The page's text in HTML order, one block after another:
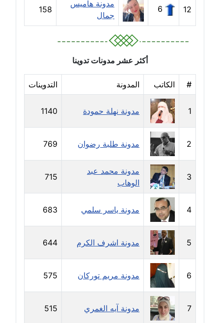
مدونة سارة ابراهيم
عاملة
مدونة سارة القصبي
مدونة سارة سعيد
عاملة
مدونة سالي علاء الدين
عاملة
مدونة سامح رشاد
عاملة
مدونة سامح طلعت
عاملة
مدونة سامح فرج
عاملة
مدونة سحر أبو العلا
عاملة
مدونة سحر حسب الله
عاملة
12
6
مدونة هاميس
جمال
158
أكثر عشر مدونات تدوينا
# الكاتب المدونة التدوينات
1 مدونة نهلة حمودة 1140
2 مدونة طلبة رضوان 769
3
مدونة محمد عبد
الوهاب
715
4 مدونة ياسر سلمي 683
5 مدونة اشرف الكرم 644
6 مدونة مريم توركان 575
7 مدونة آيه الغمري 515